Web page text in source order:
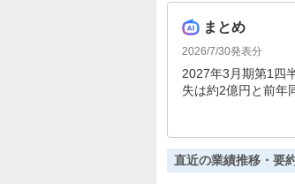
まとめ
2026/7/30発表分
2027年3月期第1四
失は約2億円と前年
継続しています。
直近の業績推移・要